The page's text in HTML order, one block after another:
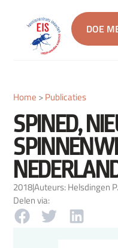
DOE
Home >Publicaties
SPINED,
2018|Auteurs: Helsdingen
Delen via: